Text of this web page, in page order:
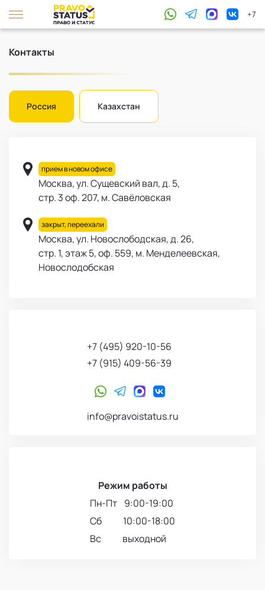
+7
Контакты
Россия Казахстан
прием в новом офисе
Москва, ул. Сущевский вал, д. 5,
стр. 3 оф. 207, м. Савёловская
закрыт, переехали
Москва, ул. Новослободская, д. 26,
стр. 1, этаж 5, оф. 559, м. Менделеевская,
Новослодобская
+7 (495) 920-10-56
+7 (915) 409-56-39
info@pravoistatus.ru
Режим работы
Пн-Пт 9:00-19:00
Сб 10:00-18:00
Вс выходной